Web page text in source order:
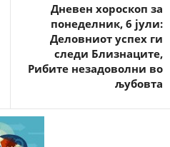
Дневен хороскоп за
понеделник, 6 јули:
Деловниот успех ги
следи Близнаците,
Рибите незадоволни во
љубовта